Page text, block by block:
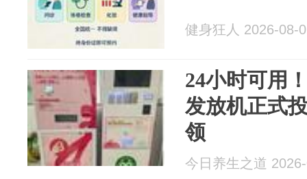
健身狂人 2026-08-
24小时可用
发放机正式
领
今日养生之道